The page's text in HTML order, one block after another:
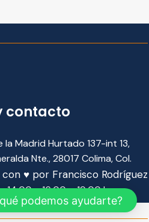
contacto
la Madrid Hurtado 137-int 13,
Nte., 28017 Colima, Col.
14:00 y 16:00 – 19:00 h
h
con ♥ por Francisco Rodríguez
podemos ayudarte?